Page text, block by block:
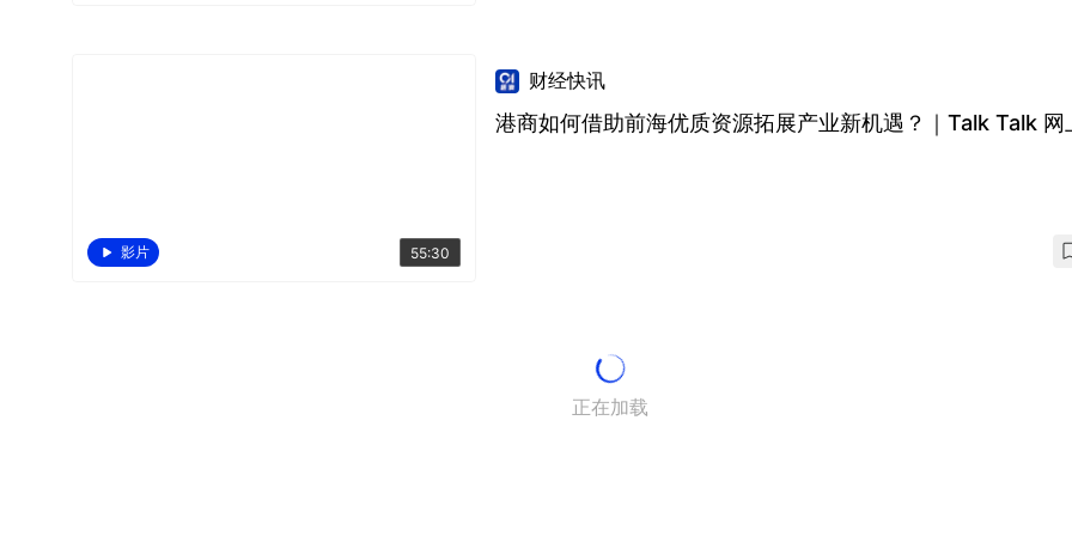
影片 55:30
财经快讯
港商如何借助前海优质资源拓展产业新机遇？｜Talk Talk 网
正在加载